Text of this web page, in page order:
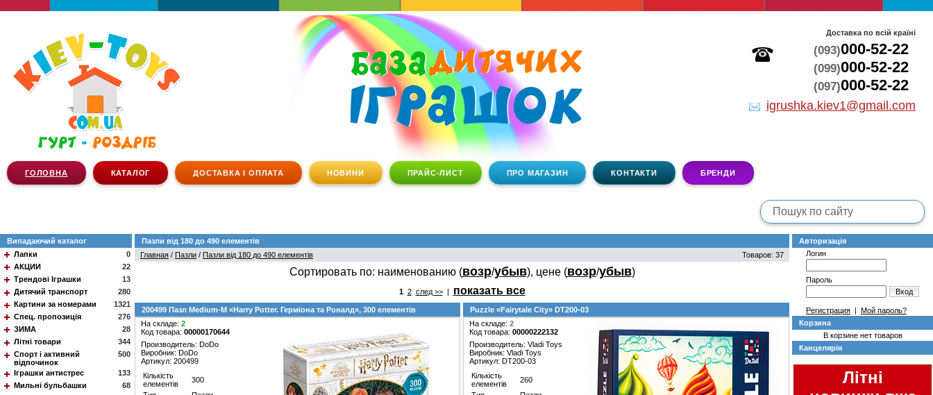
Доставка по всій країні
(093)000-52-22
(099)000-52-22
(097)000-52-22
igrushka.kiev1@gmail.com
ГОЛОВНА КАТАЛОГ ДОСТАВКА І ОПЛАТА НОВИНИ ПРАЙС-ЛИСТ ПРО МАГАЗИН КОНТАКТИ БРЕНДИ
Випадаючий каталог
0
Лапки
22
АКЦИИ
13
Трендові Іграшки
280
Дитячий транспорт
1321
Картини за номерами
276
Спец. пропозиція
28
ЗИМА
344
Літні товари
500
Спорт і активний
відпочинок
133
Іграшки антистрес
68
Мильні бульбашки
Пазли від 180 до 490 елементів
Товаров: 37
Главная / Пазли / Пазли від 180 до 490 елементів
Сортировать по: наименованию (возр/убыв), цене (возр/убыв)
1 2 след >>| показать все
200499 Пазл Medium-M «Harry Potter. Герміона та Роналд», 300 елементів
На складе: 2
Код товара: 00000170644
Производитель: DoDo
Виробник: DoDo
Артикул: 200499
Кількість
елементів
300
Puzzle «Fairytale City» DT200-03
На складе: 2
Код товара: 00000222132
Производитель: Vladi Toys
Виробник: Vladi Toys
Артикул: DT200-03
Кількість
елементів
260
Авторизація
Логин
Пароль
Вход
Регистрация | Мой пароль?
Корзина
В корзине нет товаров
Канцелярія
Літні